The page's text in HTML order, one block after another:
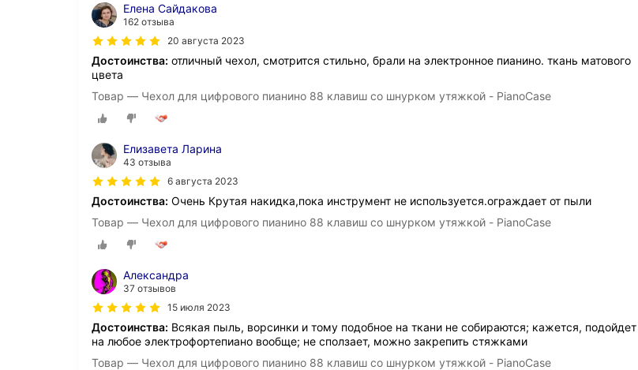
Елена Сайдакова
162 отзыва
20 августа 2023
Достоинства: отличный чехол, смотрится стильно, брали на электронное пианино. ткань матового
цвета
Товар — Чехол для цифрового пианино 88 клавиш со шнурком утяжкой - PianoCase
Елизавета Ларина
43 отзыва
6 августа 2023
Достоинства: Очень Крутая накидка,пока инструмент не используется.ограждает от пыли
Товар — Чехол для цифрового пианино 88 клавиш со шнурком утяжкой - PianoCase
Александра
37 отзывов
15 июля 2023
Достоинства: Всякая пыль, ворсинки и тому подобное на ткани не собираются; кажется, подойдет
на любое электрофортепиано вообще; не сползает, можно закрепить стяжками
Товар — Чехол для цифрового пианино 88 клавиш со шнурком утяжкой - PianoCase